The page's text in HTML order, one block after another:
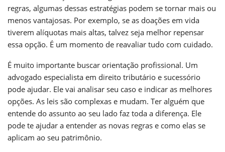
regras, algumas dessas estratégias podem se tornar mais ou
menos vantajosas. Por exemplo, se as doações em vida
tiverem alíquotas mais altas, talvez seja melhor repensar
essa opção. É um momento de reavaliar tudo com cuidado.
É muito importante buscar orientação profissional. Um
advogado especialista em direito tributário e sucessório
pode ajudar. Ele vai analisar seu caso e indicar as melhores
opções. As leis são complexas e mudam. Ter alguém que
entende do assunto ao seu lado faz toda a diferença. Ele
pode te ajudar a entender as novas regras e como elas se
aplicam ao seu patrimônio.